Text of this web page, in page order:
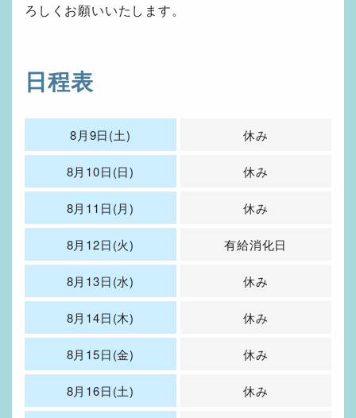
ろしくお願いいたします。
日程表
8月9日(土) 休み
8月10日(日) 休み
8月11日(月) 休み
8月12日(火) 有給消化日
8月13日(水) 休み
8月14日(木) 休み
8月15日(金) 休み
8月16日(土) 休み